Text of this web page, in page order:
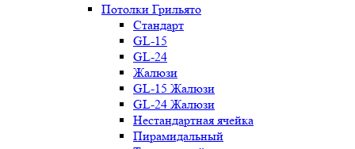
Потолки Грильято
Стандарт
GL-15
GL-24
Жалюзи
GL-15 Жалюзи
GL-24 Жалюзи
Нестандартная ячейка
Пирамидальный